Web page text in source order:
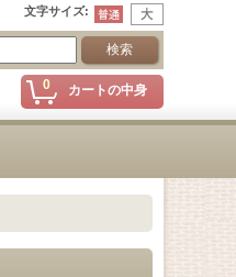
文字サイズ:
0 カートの中身